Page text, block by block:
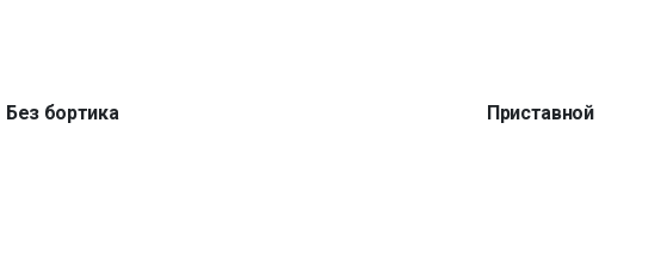
Без бортика Приставной